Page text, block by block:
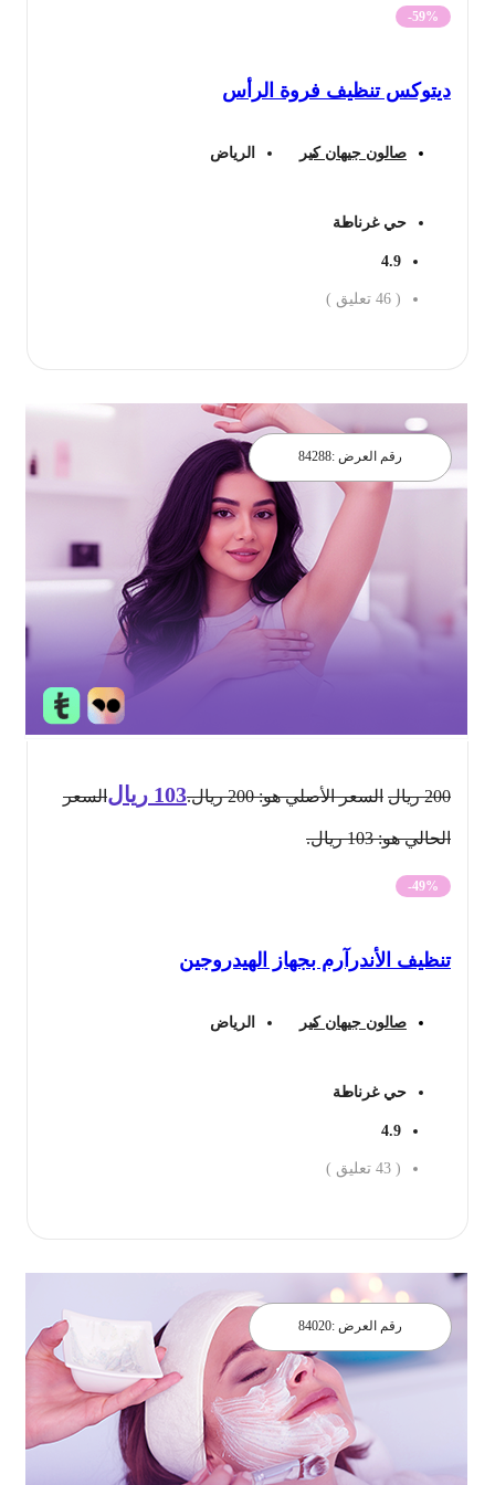
-59%
ديتوكس تنظيف فروة الرأس
صالون جيهان كير الرياض
حي غرناطة
4.9
46 تعليق )
رقم العرض : 84288
ريال السعر الأصلي هو: 200 ريال. 103 ريالالسعر
الحالي هو: 103 ريال.
-49%
تنظيف الأندرآرم بجهاز الهيدروجين
صالون جيهان كير الرياض
حي غرناطة
4.9
43 تعليق )
رقم العرض : 84020